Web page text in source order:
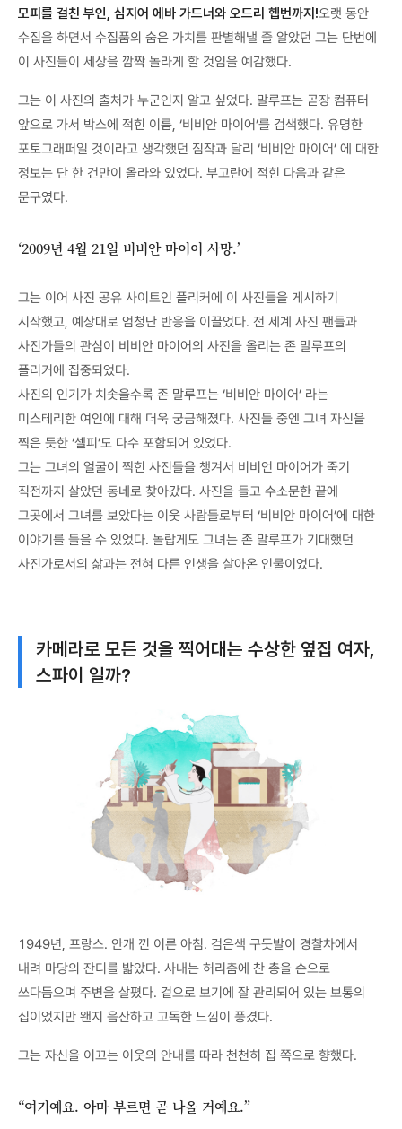
모피를 걸친 부인, 심지어 에바 가드너와 오드리 헵번까지!오랫 동안
수집을 하면서 수집품의 숨은 가치를 판별해낼 줄 알았던 그는 단번에
이 사진들이 세상을 깜짝 놀라게 할 것임을 예감했다.
그는 이 사진의 출처가 누군인지 알고 싶었다. 말루프는 곧장 컴퓨터
앞으로 가서 박스에 적힌 이름, ‘비비안 마이어’를 검색했다. 유명한
포토그래퍼일 것이라고 생각했던 짐작과 달리 ‘비비안 마이어’ 에 대한
정보는 단 한 건만이 올라와 있었다. 부고란에 적힌 다음과 같은
문구였다.
‘2009년 4월 21일 비비안 마이어 사망.’
그는 이어 사진 공유 사이트인 플리커에 이 사진들을 게시하기
시작했고, 예상대로 엄청난 반응을 이끌었다. 전 세계 사진 팬들과
사진가들의 관심이 비비안 마이어의 사진을 올리는 존 말루프의
플리커에 집중되었다.
사진의 인기가 치솟을수록 존 말루프는 ‘비비안 마이어’ 라는
미스테리한 여인에 대해 더욱 궁금해졌다. 사진들 중엔 그녀 자신을
찍은 듯한 ‘셀피’도 다수 포함되어 있었다.
그는 그녀의 얼굴이 찍힌 사진들을 챙겨서 비비언 마이어가 죽기
직전까지 살았던 동네로 찾아갔다. 사진을 들고 수소문한 끝에
그곳에서 그녀를 보았다는 이웃 사람들로부터 ‘비비안 마이어’에 대한
이야기를 들을 수 있었다. 놀랍게도 그녀는 존 말루프가 기대했던
사진가로서의 삶과는 전혀 다른 인생을 살아온 인물이었다.
카메라로 모든 것을 찍어대는 수상한 옆집 여자,
스파이 일까?
1949년, 프랑스. 안개 낀 이른 아침. 검은색 구둣발이 경찰차에서
내려 마당의 잔디를 밟았다. 사내는 허리춤에 찬 총을 손으로
쓰다듬으며 주변을 살폈다. 겉으로 보기에 잘 관리되어 있는 보통의
집이었지만 왠지 음산하고 고독한 느낌이 풍겼다.
그는 자신을 이끄는 이웃의 안내를 따라 천천히 집 쪽으로 향했다.
“여기예요. 아마 부르면 곧 나올 거예요.”